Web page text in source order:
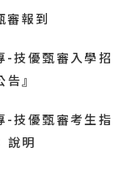
審報到
-技優甄審入學招
』
-技優甄審考生指
說明